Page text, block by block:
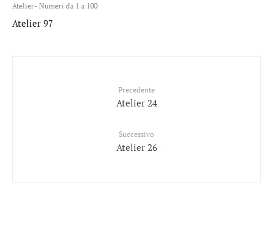
Atelier- Numeri da 1 a 100
Atelier 97
Precedente
Atelier 24
Successivo
Atelier 26